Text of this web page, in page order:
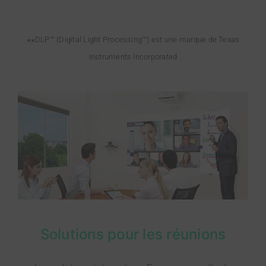
**DLP™ (Digital Light Processing™) est une marque de Texas
Instruments Incorporated
Solutions pour les réunions